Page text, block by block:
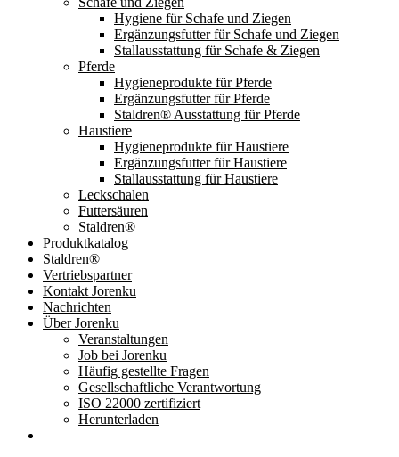
Hygiene für Schafe und Ziegen
Ergänzungsfutter für Schafe und Ziegen
Stallausstattung für Schafe & Ziegen
Pferde
Hygieneprodukte für Pferde
Ergänzungsfutter für Pferde
Staldren® Ausstattung für Pferde
Haustiere
Hygieneprodukte für Haustiere
Ergänzungsfutter für Haustiere
Stallausstattung für Haustiere
Leckschalen
Futtersäuren
Staldren®
Produktkatalog
Staldren®
Vertriebspartner
Kontakt Jorenku
Nachrichten
Über Jorenku
Veranstaltungen
Job bei Jorenku
Häufig gestellte Fragen
Gesellschaftliche Verantwortung
ISO 22000 zertifiziert
Herunterladen